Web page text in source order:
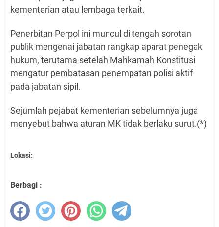
kementerian atau lembaga terkait.
Penerbitan Perpol ini muncul di tengah sorotan
publik mengenai jabatan rangkap aparat penegak
hukum, terutama setelah Mahkamah Konstitusi
mengatur pembatasan penempatan polisi aktif
pada jabatan sipil.
Sejumlah pejabat kementerian sebelumnya juga
menyebut bahwa aturan MK tidak berlaku surut.(*)
Lokasi:
Berbagi :